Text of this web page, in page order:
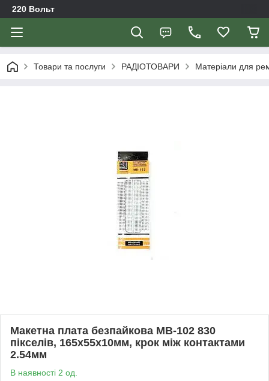
220 Вольт
Товари та послуги РАДІОТОВАРИ Матеріали для
Макетна плата безпайкова MB-102 830
пікселів, 165x55x10мм, крок між контактами
2.54мм
В наявності 2 од.